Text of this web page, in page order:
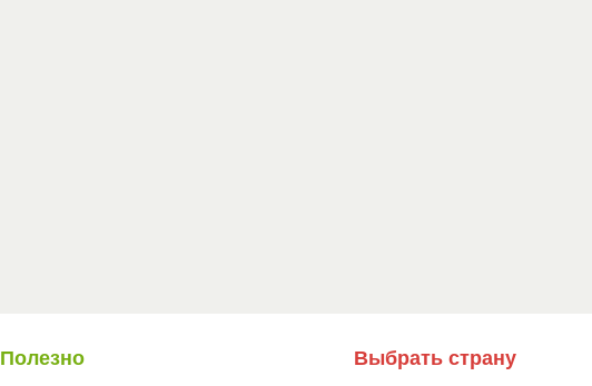
Полезно Выбрать страну